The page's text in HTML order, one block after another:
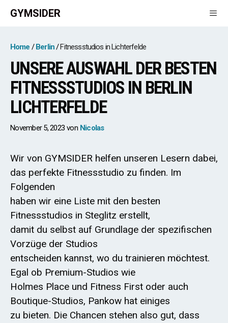
Zum
Inhalt
GYMSIDER
Home Berlin Fitnessstudios in Lichterfelde
UNSERE AUSWAHL DER BESTEN
FITNESSSTUDIOS IN BERLIN
LICHTERFELDE
November 5, 2023 von Nicolas
Wir von GYMSIDER helfen unseren Lesern dabei,
das perfekte Fitnessstudio zu finden. Im
Folgenden
haben wir eine Liste mit den besten
Fitnessstudios in Steglitz erstellt,
damit du selbst auf Grundlage der spezifischen
Vorzüge der Studios
entscheiden kannst, wo du trainieren möchtest.
Egal ob Premium-Studios wie
Holmes Place und Fitness First oder auch
Boutique-Studios, Pankow hat einiges
zu bieten. Die Chancen stehen also gut, dass